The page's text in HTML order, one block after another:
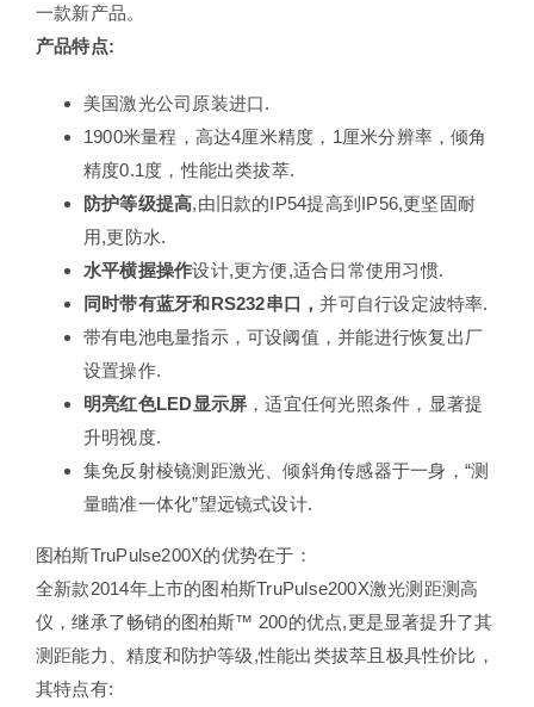
一款新产品。
产品特点:
美国激光公司原装进口.
1900米量程，高达4厘米精度，1厘米分辨率，倾角
精度0.1度，性能出类拔萃.
防护等级提高,由旧款的IP54提高到IP56,更坚固耐
用,更防水.
水平横握操作设计,更方便,适合日常使用习惯.
同时带有蓝牙和RS232串口，并可自行设定波特率.
带有电池电量指示，可设阈值，并能进行恢复出厂
设置操作.
明亮红色LED显示屏 ，适宜任何光照条件，显著提
升明视度.
集免反射棱镜测距激光、倾斜角传感器于一身，“测
量瞄准一体化”望远镜式设计.
图柏斯TruPulse200X的优势在于：
全新款2014年上市的图柏斯TruPulse200X激光测距测高
仪，继承了畅销的图柏斯™ 200的优点,更是显著提升了其
测距能力、精度和防护等级,性能出类拔萃且极具性价比，
其特点有: